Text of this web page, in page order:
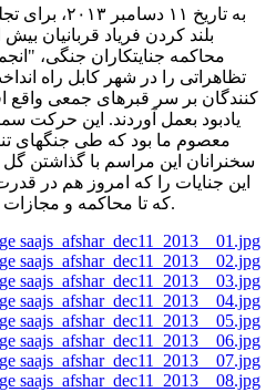
به تاریخ ١١
بلند کردن فریاد قربانیان
محاکمه جنایتکاران جنگی،
تظاهراتی را در شهر کابل راه
کنندگان بر سر قبرهای جمعی واقع
یادبود بعمل آوردند. این حرکت
معصوم ما بود که طی جنگهای
سخنرانان این مراسم با گذاشتن
این جنایات را که امروز هم در
که تا محاکمه و مجازات عاملان این فجایع آرام ننشینند.